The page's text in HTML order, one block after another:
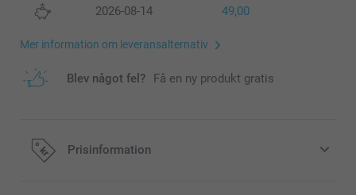
2026-08-14 49,00
Mer information om leveransalternativ
Blev något fel? Få en ny produkt gratis
Prisinformation